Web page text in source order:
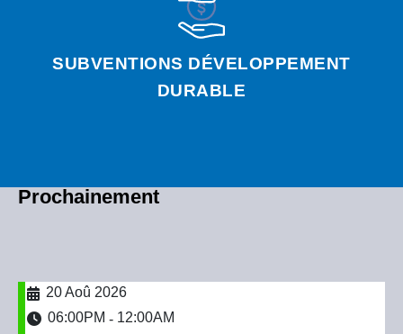
SUBVENTIONS DÉVELOPPEMENT
DURABLE
Prochainement
20 Aoû 2026
06:00PM - 12:00AM